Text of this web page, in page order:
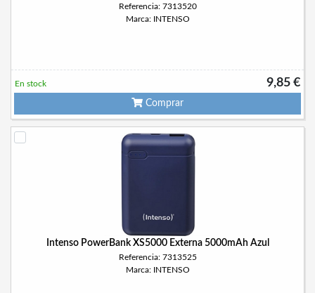
Referencia: 7313520
Marca: INTENSO
9,85 €
En stock
Comprar
Intenso PowerBank XS5000 Externa 5000mAh Azul
Referencia: 7313525
Marca: INTENSO